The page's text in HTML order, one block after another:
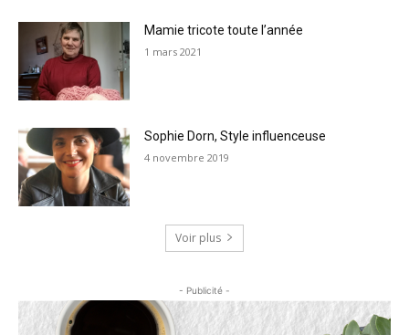
Mamie tricote toute l’année
1 mars 2021
Sophie Dorn, Style influenceuse
4 novembre 2019
Voir plus
- Publicité -